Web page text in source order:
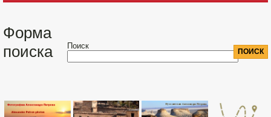
Форма
поиска
Поиск